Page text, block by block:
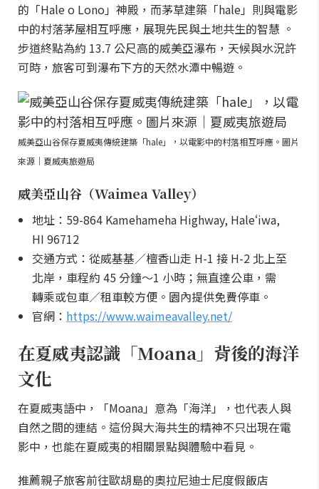
的「Hale o Lono」神殿，而茅草建築「hale」則與電影
中的村落茅屋相互呼應，展現先民與土地共生的智慧 。
步道終點為約 13.7 公尺高的威美亞瀑布，天候與水況許
可時，旅客可到瀑布下方的天然水潭中暢遊。
威美亞山谷保存夏威夷傳統建築「hale」，以電影中的村落相互呼應。圖片
來源｜夏威夷旅遊局
威美亞山谷（Waimea Valley）
地址：59-864 Kamehameha Highway, Haleʻiwa,
HI 96712
交通方式：從威基基／檀香山走 H-1 接 H-2 北上至
北岸，車程約 45 分鐘～1 小時；無直達公車，需
轉乘或包車／租車較方便。園內提供免費停車。
官網： https://www.waimeavalley.net/
在夏威夷認識「Moana」背後的海洋
文化
在夏威夷語中，「Moana」意為「海洋」，也代表人與
自然之間的連結。這份與大海共生的精神不只出現在電
影中，也能在夏威夷的相關景點與體驗中看見。
推薦親子旅客前往歐胡島的奧拉尼迪士尼度假飯店